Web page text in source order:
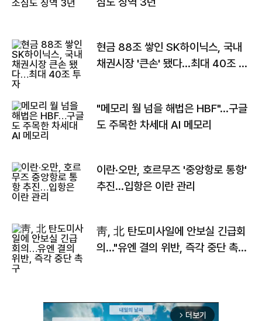
현금 88조 쌓인 SK하이닉스, 국내
채권시장 '큰손' 됐다…최대 40조 투
"메모리 월 넘을 해법은 HBF"…구글
도 주목한 차세대 AI 메모리
이란·오만, 호르무즈 '중앙항로 통항'
추진…입항은 이란 관리
靑, 北 탄도미사일에 안보실 긴급회
의…"유엔 결의 위반, 즉각 중단 촉
arrow_forward_ios 더보기